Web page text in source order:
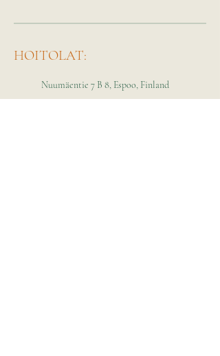
HOITOLAT:
Nuumäentie 7 B 8, Espoo, Finland
0449888323